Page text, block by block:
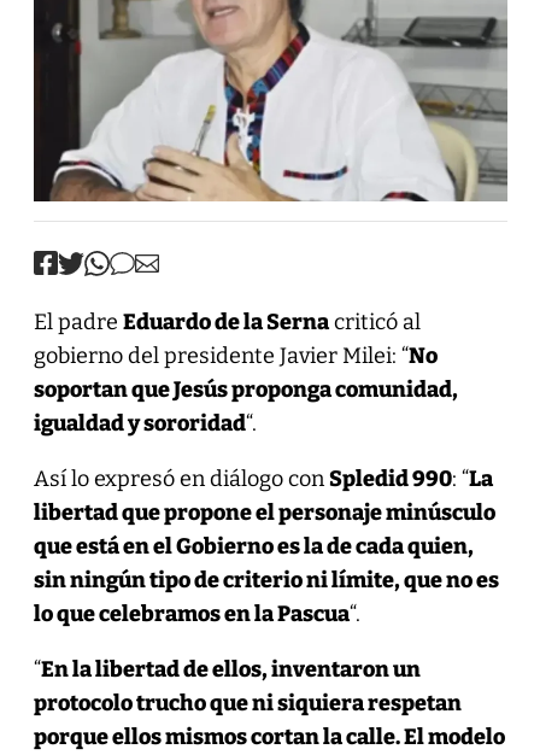
El padre Eduardo de la Sernacriticó al
gobierno del presidente Javier Milei: “No
soportan que Jesús proponga comunidad,
igualdad y sororidad“.
Así lo expresó en diálogo conSpledid 990: “La
libertad que propone el personaje minúsculo
que está en el Gobierno es la de cada quien,
sin ningún tipo de criterio ni límite, que no es
lo que celebramos en la Pascua“.
“En la libertad de ellos, inventaron un
protocolo trucho que ni siquiera respetan
porque ellos mismos cortan la calle. El modelo